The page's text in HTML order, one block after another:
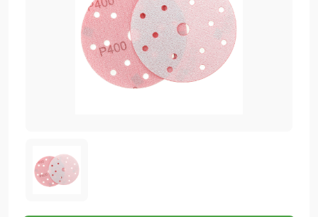
Добавки
Шлифовальные ленты
Армирующие материалы